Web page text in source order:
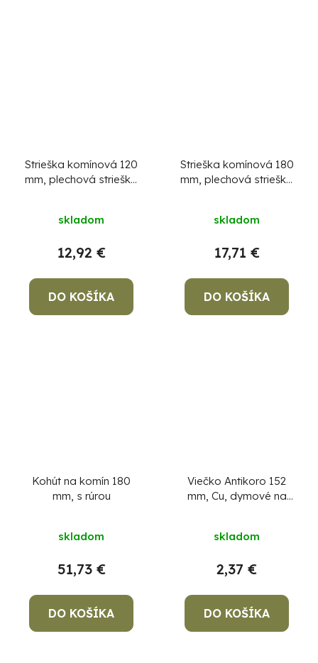
Strieška komínová 120
mm, plechová strieška
skladom
12,92 €
DO KOŠÍKA
Strieška komínová 180
mm, plechová strieška
skladom
17,71 €
DO KOŠÍKA
Kohút na komín 180
mm, s rúrou
skladom
51,73 €
DO KOŠÍKA
Viečko Antikoro 152
mm, Cu, dymové na
zátka
skladom
2,37 €
DO KOŠÍKA